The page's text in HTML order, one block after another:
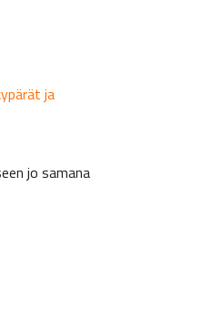
ja
jo samana